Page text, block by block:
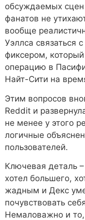
обсуждаемых
фанатов не
вообще
Уэллса связаться
фиксером,
операцию в
Найт-Сити на
Этим вопросов
Reddit и
не менее у этого
логичные
пользователей.
Ключевая деталь
хотел большего,
жадным и Декс
почувствовать
Немаловажно и то,